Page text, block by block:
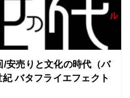
/安売りと文化の時代（バ
バタフライエフェクト